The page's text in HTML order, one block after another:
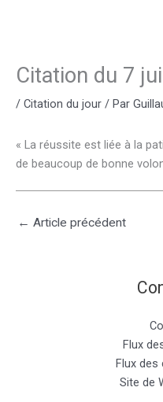
Citation du 7
/ Citation du jour / Par
« La réussite est liée à la
de beaucoup de bonne
← Article précédent
Flux
Flux
Site de